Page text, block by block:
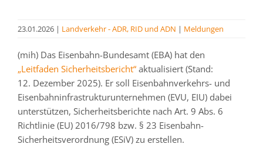
23.01.2026 | Landverkehr - ADR, RID und ADN | Meldungen
(mih) Das Eisenbahn-Bundesamt (EBA) hat den
„Leitfaden Sicherheitsbericht“ aktualisiert (Stand:
12. Dezember 2025). Er soll Eisenbahnverkehrs- und
Eisenbahninfrastrukturunternehmen (EVU, EIU) dabei
unterstützen, Sicherheitsberichte nach Art. 9 Abs. 6
Richtlinie (EU) 2016/798 bzw. § 23 Eisenbahn-
Sicherheitsverordnung (ESiV) zu erstellen.